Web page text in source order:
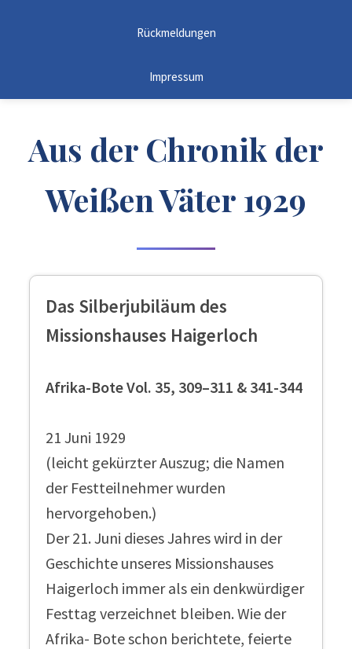
Rückmeldungen
Impressum
Aus der Chronik der
Weißen Väter 1929
Das Silberjubiläum des
Missionshauses Haigerloch
Afrika-Bote Vol. 35, 309–311 & 341-344
21 Juni 1929
(leicht gekürzter Auszug; die Namen
der Festteilnehmer wurden
hervorgehoben.)
Der 21. Juni dieses Jahres wird in der
Geschichte unseres Missionshauses
Haigerloch immer als ein denkwürdiger
Festtag verzeichnet bleiben. Wie der
Afrika- Bote schon berichtete, feierte